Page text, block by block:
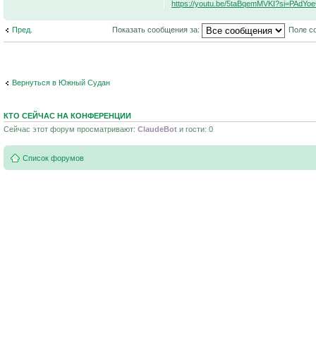
https://youtu.be/
Пред. Показать сообщения за: Поле
Вернуться в Южный Судан
КТО СЕЙЧАС НА КОНФЕРЕНЦИИ
Сейчас этот форум просматривают: ClaudeBot и гости: 0
Список форумов